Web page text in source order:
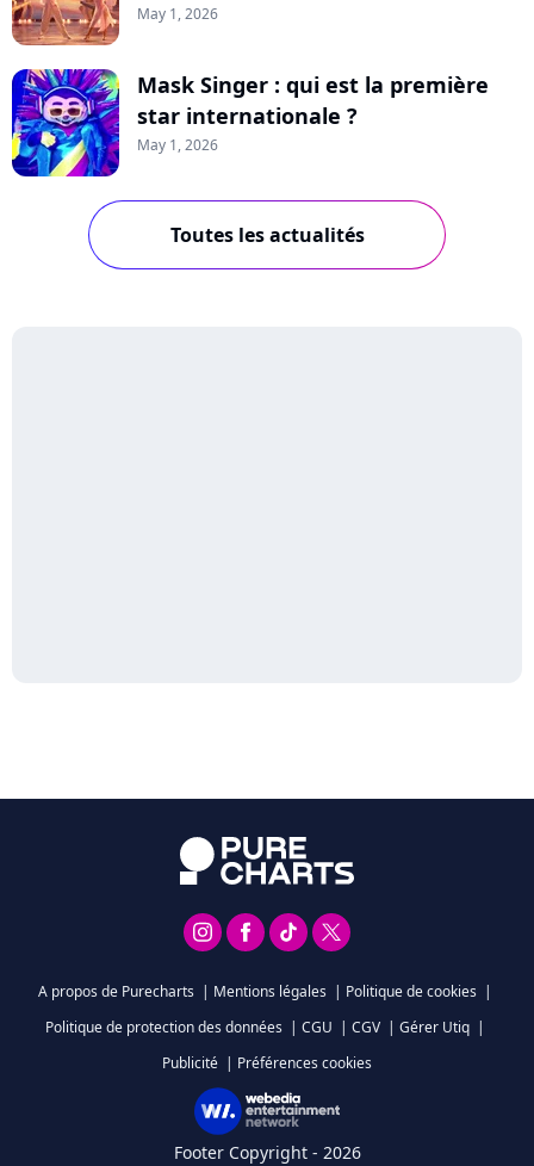
May 1, 2026
Mask Singer : qui est la première
star internationale ?
May 1, 2026
Toutes les actualités
A propos de Purecharts | Mentions légales | Politique de cookies |
Politique de protection des données | CGU | CGV | Gérer Utiq |
Publicité | Préférences cookies
Footer Copyright - 2026